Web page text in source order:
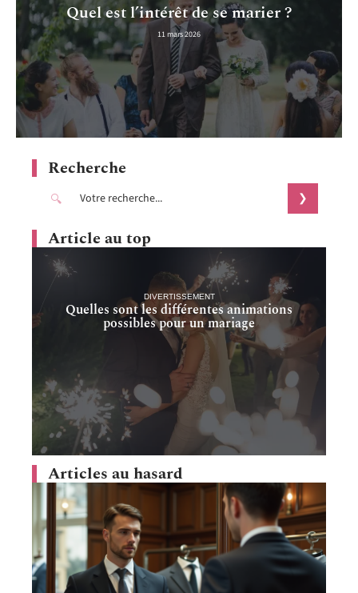
Quel est l’intérêt de se marier ?
11 mars 2026
Recherche
Article au top
DIVERTISSEMENT
Quelles sont les différentes animations
possibles pour un mariage
Articles au hasard